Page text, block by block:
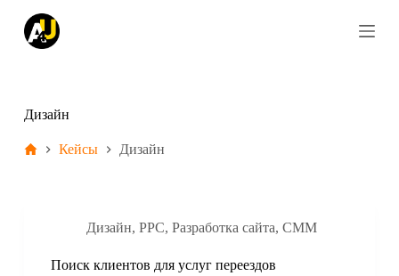
k
Дизайн
Кейсы Дизайн
Дизайн, PPC, Разработка сайта, СММ
Поиск клиентов для услуг переездов